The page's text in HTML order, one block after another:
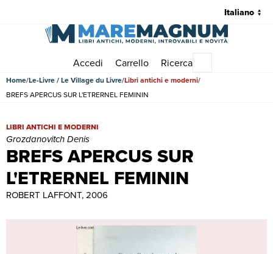
Accedi Carrello Ricerca
Home Le-Livre / Le Village du Livre Libri antichi e moderni
BREFS APERCUS SUR L'ETRERNEL FEMININ
BREFS APERCUS SUR
L'ETRERNEL FEMININ
BREFS APERCUS SUR L'ETRERNEL FEMININ | Libri antichi e
LIBRI ANTICHI E MODERNI
Grozdanovitch Denis
ROBERT LAFFONT, 2006